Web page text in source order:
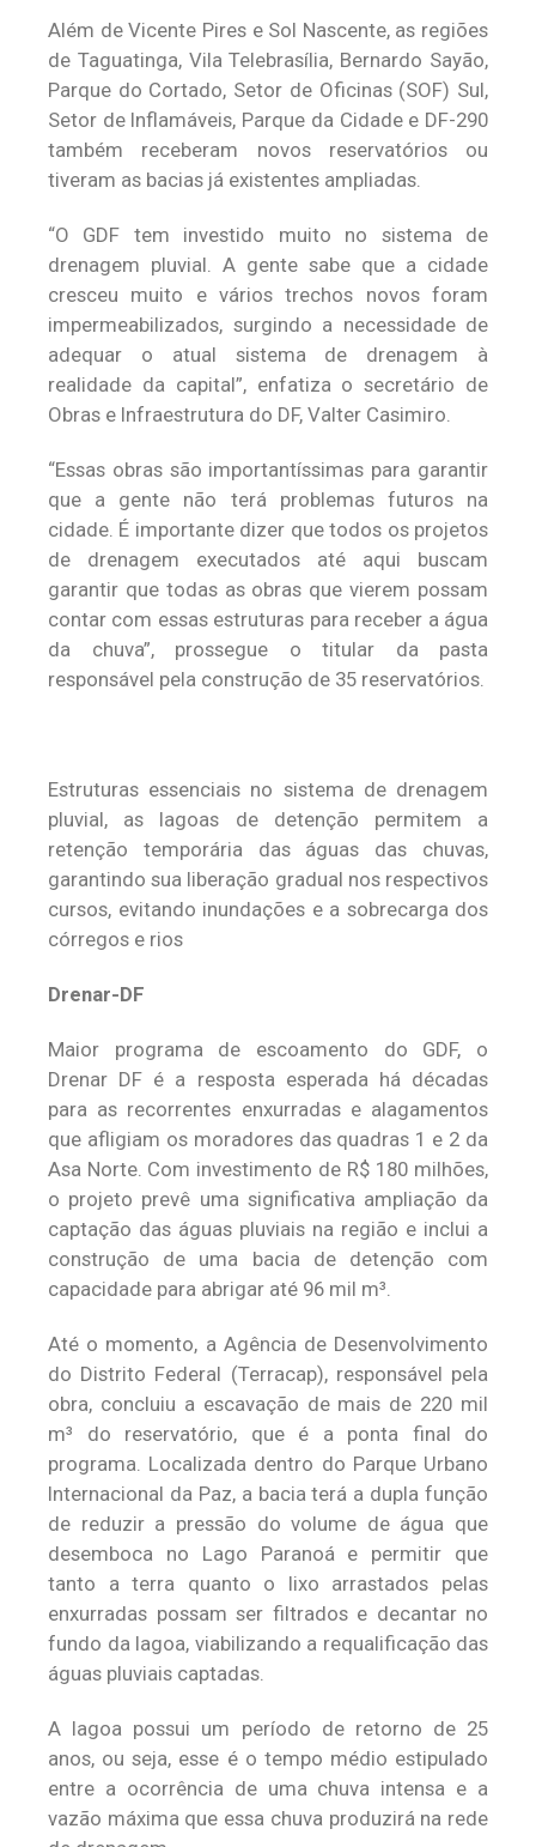
Além de Vicente Pires e Sol Nascente, as regiões
de Taguatinga, Vila Telebrasília, Bernardo Sayão,
Parque do Cortado, Setor de Oficinas (SOF) Sul,
Setor de Inflamáveis, Parque da Cidade e DF-290
também receberam novos reservatórios ou
tiveram as bacias já existentes ampliadas.
“O GDF tem investido muito no sistema de
drenagem pluvial. A gente sabe que a cidade
cresceu muito e vários trechos novos foram
impermeabilizados, surgindo a necessidade de
adequar o atual sistema de drenagem à
realidade da capital”, enfatiza o secretário de
Obras e Infraestrutura do DF, Valter Casimiro.
“Essas obras são importantíssimas para garantir
que a gente não terá problemas futuros na
cidade. É importante dizer que todos os projetos
de drenagem executados até aqui buscam
garantir que todas as obras que vierem possam
contar com essas estruturas para receber a água
da chuva”, prossegue o titular da pasta
responsável pela construção de 35 reservatórios.
Estruturas essenciais no sistema de drenagem
pluvial, as lagoas de detenção permitem a
retenção temporária das águas das chuvas,
garantindo sua liberação gradual nos respectivos
cursos, evitando inundações e a sobrecarga dos
córregos e rios
Drenar-DF
Maior programa de escoamento do GDF, o
Drenar DF é a resposta esperada há décadas
para as recorrentes enxurradas e alagamentos
que afligiam os moradores das quadras 1 e 2 da
Asa Norte. Com investimento de R$ 180 milhões,
o projeto prevê uma significativa ampliação da
captação das águas pluviais na região e inclui a
construção de uma bacia de detenção com
capacidade para abrigar até 96 mil m³.
Até o momento, a Agência de Desenvolvimento
do Distrito Federal (Terracap), responsável pela
obra, concluiu a escavação de mais de 220 mil
m³ do reservatório, que é a ponta final do
programa. Localizada dentro do Parque Urbano
Internacional da Paz, a bacia terá a dupla função
de reduzir a pressão do volume de água que
desemboca no Lago Paranoá e permitir que
tanto a terra quanto o lixo arrastados pelas
enxurradas possam ser filtrados e decantar no
fundo da lagoa, viabilizando a requalificação das
águas pluviais captadas.
A lagoa possui um período de retorno de 25
anos, ou seja, esse é o tempo médio estipulado
entre a ocorrência de uma chuva intensa e a
vazão máxima que essa chuva produzirá na rede